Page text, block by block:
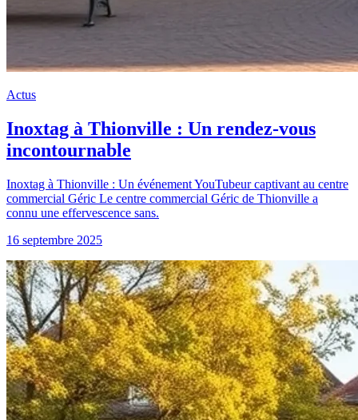
Actus
Inoxtag à Thionville : Un rendez-vous
incontournable
Inoxtag à Thionville : Un événement YouTubeur captivant au centre
commercial Géric Le centre commercial Géric de Thionville a
connu une effervescence sans.
16 septembre 2025